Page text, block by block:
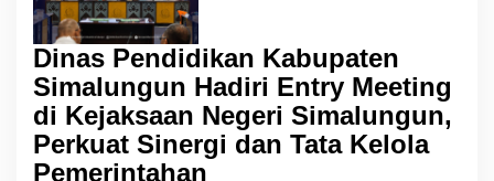
Dinas Pendidikan Kabupaten
Simalungun Hadiri Entry Meeting
di Kejaksaan Negeri Simalungun,
Perkuat Sinergi dan Tata Kelola
Pemerintahan